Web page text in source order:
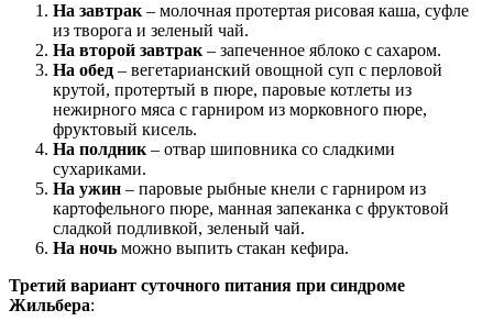
На завтрак – молочная протертая рисовая каша, суфле
из творога и зеленый чай.
На второй завтрак – запеченное яблоко с сахаром.
На обед – вегетарианский овощной суп с перловой
крутой, протертый в пюре, паровые котлеты из
нежирного мяса с гарниром из морковного пюре,
фруктовый кисель.
На полдник – отвар шиповника со сладкими
сухариками.
На ужин – паровые рыбные кнели с гарниром из
картофельного пюре, манная запеканка с фруктовой
сладкой подливкой, зеленый чай.
На ночь можно выпить стакан кефира.
Третий вариант суточного питания при синдроме
Жильбера: